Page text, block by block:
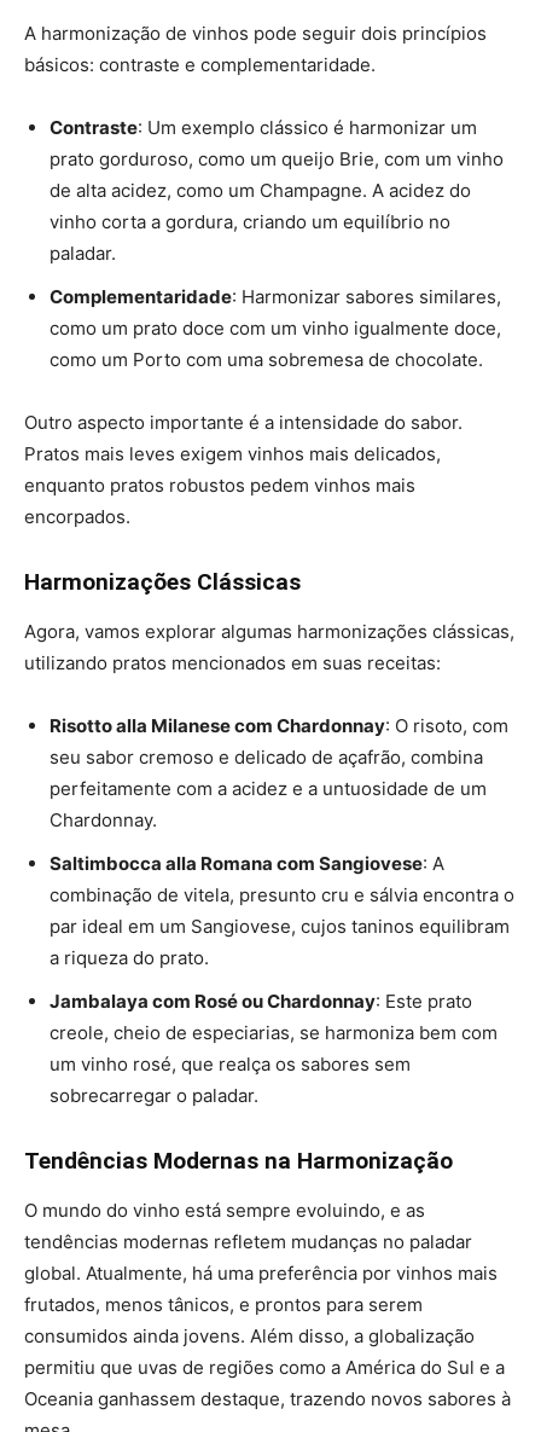
A harmonização de vinhos pode seguir dois princípios
básicos: contraste e complementaridade.
Contraste: Um exemplo clássico é harmonizar um
prato gorduroso, como um queijo Brie, com um vinho
de alta acidez, como um Champagne. A acidez do
vinho corta a gordura, criando um equilíbrio no
paladar.
Complementaridade: Harmonizar sabores similares,
como um prato doce com um vinho igualmente doce,
como um Porto com uma sobremesa de chocolate.
Outro aspecto importante é a intensidade do sabor.
Pratos mais leves exigem vinhos mais delicados,
enquanto pratos robustos pedem vinhos mais
encorpados​.
Harmonizações Clássicas
Agora, vamos explorar algumas harmonizações clássicas,
utilizando pratos mencionados em suas receitas:
Risotto alla Milanese com Chardonnay: O risoto, com
seu sabor cremoso e delicado de açafrão, combina
perfeitamente com a acidez e a untuosidade de um
Chardonnay​.
Saltimbocca alla Romana com Sangiovese: A
combinação de vitela, presunto cru e sálvia encontra o
par ideal em um Sangiovese, cujos taninos equilibram
a riqueza do prato​.
Jambalaya com Rosé ou Chardonnay: Este prato
creole, cheio de especiarias, se harmoniza bem com
um vinho rosé, que realça os sabores sem
sobrecarregar o paladar​​.
Tendências Modernas na Harmonização
O mundo do vinho está sempre evoluindo, e as
tendências modernas refletem mudanças no paladar
global. Atualmente, há uma preferência por vinhos mais
frutados, menos tânicos, e prontos para serem
consumidos ainda jovens​. Além disso, a globalização
permitiu que uvas de regiões como a América do Sul e a
Oceania ganhassem destaque, trazendo novos sabores à